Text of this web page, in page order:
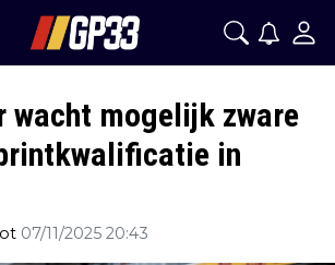
wacht mogelijk zware
in
07/11/2025 20:43